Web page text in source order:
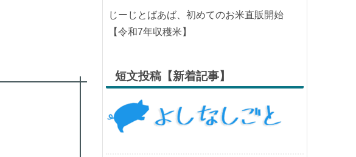
じーじとばあば、初めてのお米直販開始
【令和7年収穫米】
短文投稿【新着記事】